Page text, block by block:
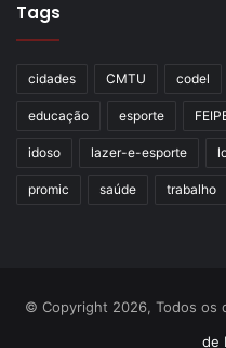
Tags
cidades CMTU codel
educação esporte
idoso lazer-e-esporte
promic saúde trabalho
© Copyright 2026, Todos os
de